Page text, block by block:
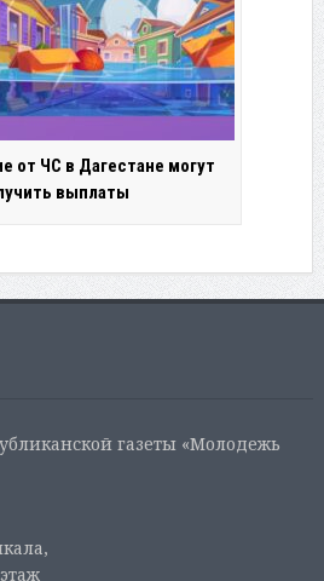
от ЧС в Дагестане могут
выплаты
газеты «Молодежь